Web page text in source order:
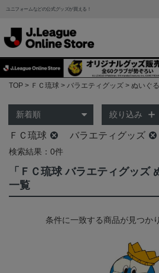
ユニフォームなどの公式グッズが買える！
TOP ＦＣ琉球 バラエティグッズ ぬいぐ
絞り込み
ＦＣ琉球 バラエティグッズ
検索結果：0件
「ＦＣ琉球 バラエティグッズ
一覧
条件に一致する商品が見つか